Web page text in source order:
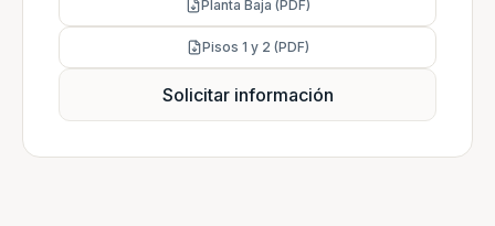
Planta Baja (PDF)
Pisos 1 y 2 (PDF)
Solicitar información